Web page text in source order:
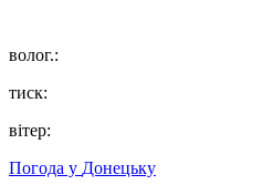
волог.:
тиск:
вітер:
Погода у Донецьку